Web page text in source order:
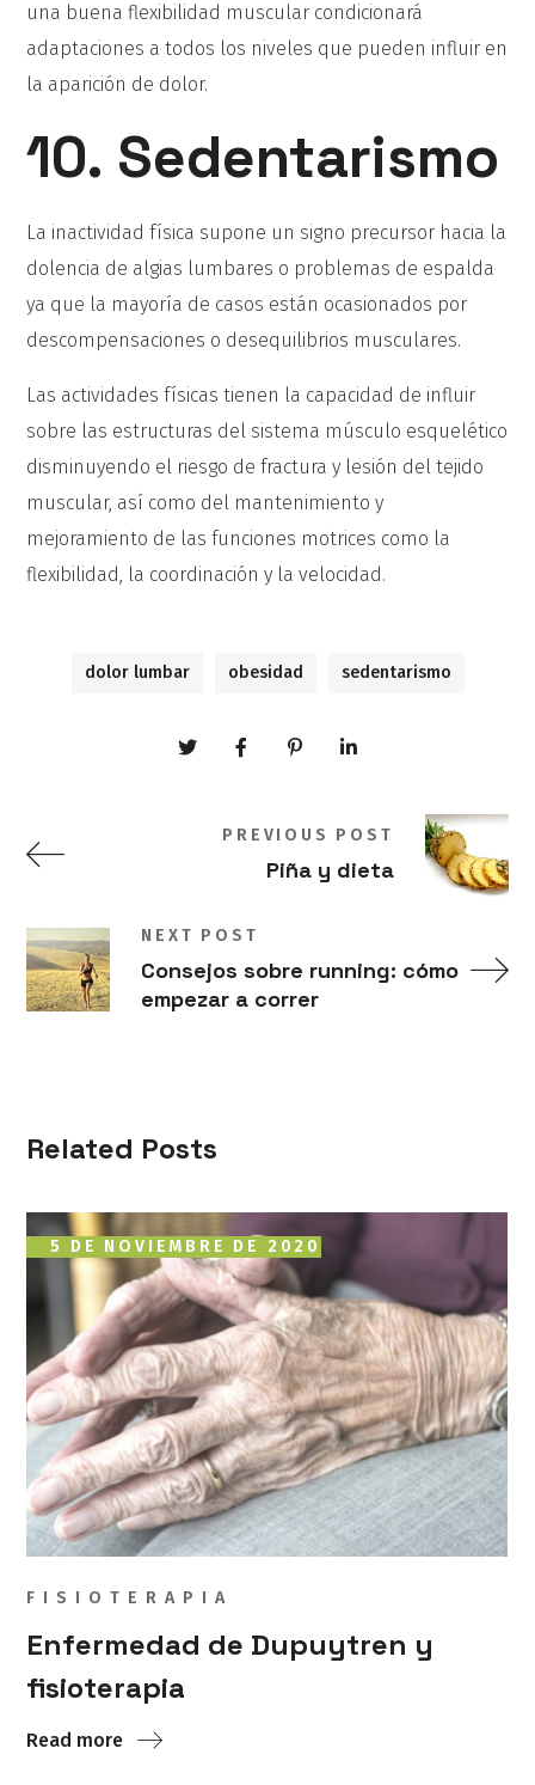
una buena flexibilidad muscular condicionará
adaptaciones a todos los niveles que pueden influir en
la aparición de dolor.
10. Sedentarismo
La inactividad física supone un signo precursor hacia la
dolencia de algias lumbares o problemas de espalda
ya que la mayoría de casos están ocasionados por
descompensaciones o desequilibrios musculares.
Las actividades físicas tienen la capacidad de influir
sobre las estructuras del sistema músculo esquelético
disminuyendo el riesgo de fractura y lesión del tejido
muscular, así como del mantenimiento y
mejoramiento de las funciones motrices como la
flexibilidad, la coordinación y la velocidad.
dolor lumbar obesidad sedentarismo
PREVIOUS POST
Piña y dieta
NEXT POST
Consejos sobre running: cómo
empezar a correr
Related Posts
5 DE NOVIEMBRE DE 2020
FISIOTERAPIA
Enfermedad de Dupuytren y
fisioterapia
Read more